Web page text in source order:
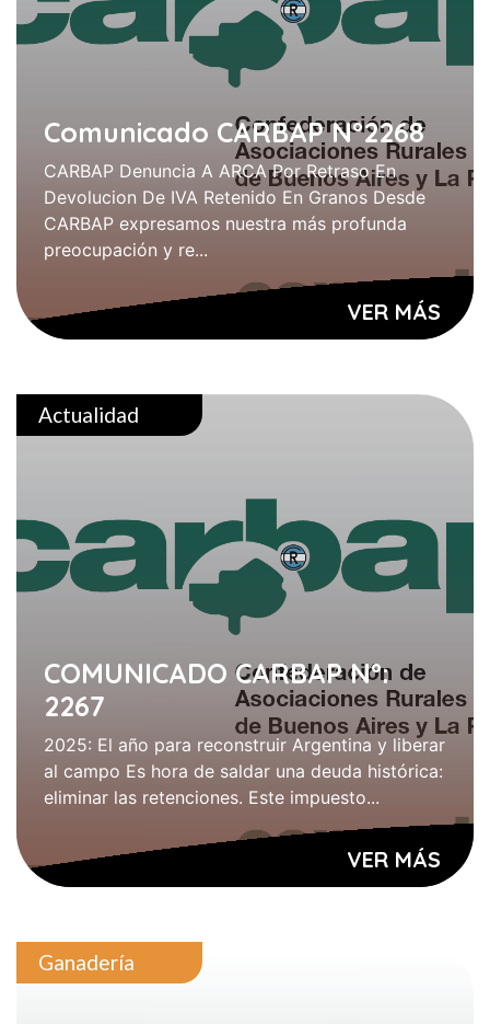
Comunicado CARBAP N°2268
CARBAP Denuncia A ARCA Por Retraso En
Devolucion De IVA Retenido En Granos Desde
CARBAP expresamos nuestra más profunda
preocupación y re...
VER MÁS
Actualidad
COMUNICADO CARBAP Nº:
2267
2025: El año para reconstruir Argentina y liberar
al campo Es hora de saldar una deuda histórica:
eliminar las retenciones. Este impuesto...
VER MÁS
Ganadería